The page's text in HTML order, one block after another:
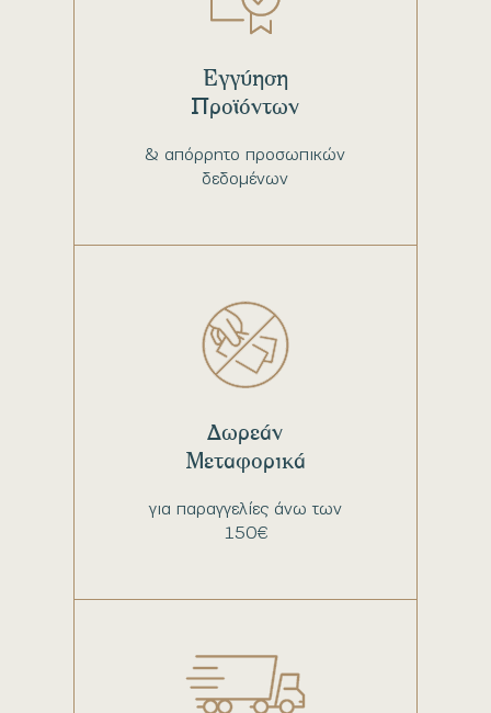
& απόρρητο προσωπικών
δεδομένων
Εγγύηση
Προϊόντων
για παραγγελίες άνω των
150€
Δωρεάν
Μεταφορικά